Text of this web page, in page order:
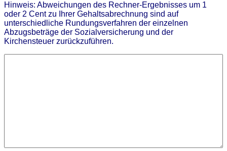
Hinweis: Abweichungen des Rechner-Ergebnisses um 1
oder 2 Cent zu Ihrer Gehaltsabrechnung sind auf
unterschiedliche Rundungsverfahren der einzelnen
Abzugsbeträge der Sozialversicherung und der
Kirchensteuer zurückzuführen.